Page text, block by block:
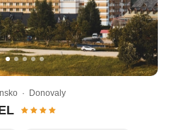
SlovenskoNa západnom
pohodlné pobyty so
cenami a možnosťou
voľba pre krátky
a služby bez zdĺhavého
· Donovaly